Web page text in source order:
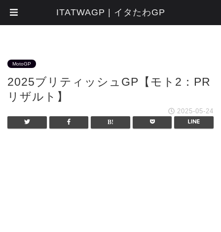
MotoGP
2025ブリティッシュGP【モト2：PR
リザルト】
2025-05-24
ITATWAGP | イタたわGP